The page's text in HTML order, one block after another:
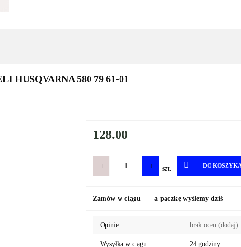
HUSQVARNA 580 79 61-01
128.00
szt. DO
Zamów w ciągu a paczkę wyślemy dziś
Opinie brak ocen (dodaj)
Wysyłka w ciągu 24 godziny